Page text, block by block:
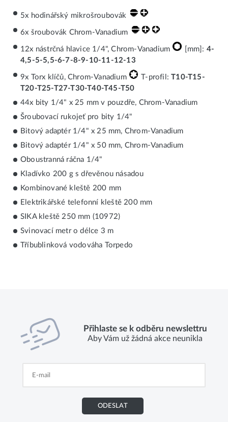
5x hodinářský mikrošroubovák
6x šroubovák Chrom-Vanadium
12x nástrčná hlavice 1/4", Chrom-Vanadium [mm]: 4-
4,5-5-5,5-6-7-8-9-10-11-12-13
9x Torx klíčů, Chrom-Vanadium T-profil:T10-T15-
T20-T25-T27-T30-T40-T45-T50
44x bity 1/4" x 25 mm v pouzdře, Chrom-Vanadium
Šroubovací rukojeť pro bity 1/4"
Bitový adaptér 1/4" x 25 mm, Chrom-Vanadium
Bitový adaptér 1/4" x 50 mm, Chrom-Vanadium
Oboustranná ráčna 1/4"
Kladívko 200 g s dřevěnou násadou
Kombinované kleště 200 mm
Elektrikářské telefonní kleště 200 mm
SIKA kleště 250 mm (10972)
Svinovací metr o délce 3 m
Tříbublinková vodováha Torpedo
Přihlaste se k odběru newslettru
Aby Vám už žádná akce neunikla
ODESLAT